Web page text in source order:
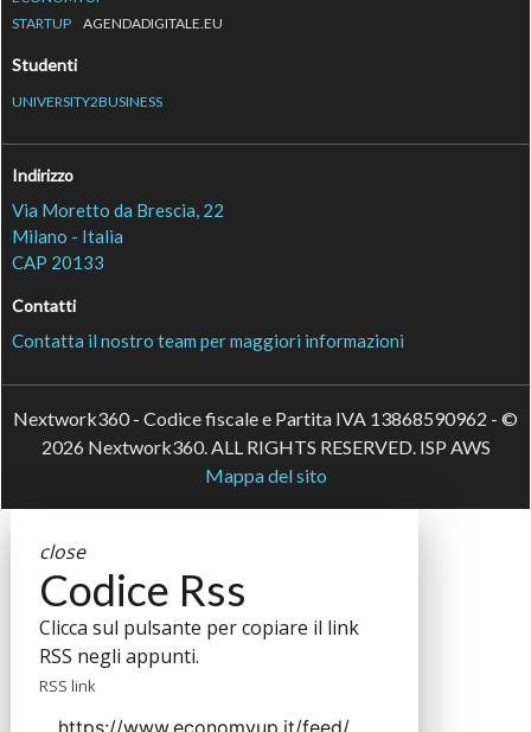
STARTUP
AGENDADIGITALE.EU
Studenti
UNIVERSITY2BUSINESS
Indirizzo
Via Moretto da Brescia, 22
Milano - Italia
CAP 20133
Contatti
Contatta il nostro team per maggiori informazioni
Nextwork360 - Codice fiscale e Partita IVA 13868590962 - ©
2026 Nextwork360. ALL RIGHTS RESERVED. ISP AWS
Mappa del sito
close
Codice Rss
Clicca sul pulsante per copiare il link
RSS negli appunti.
RSS link